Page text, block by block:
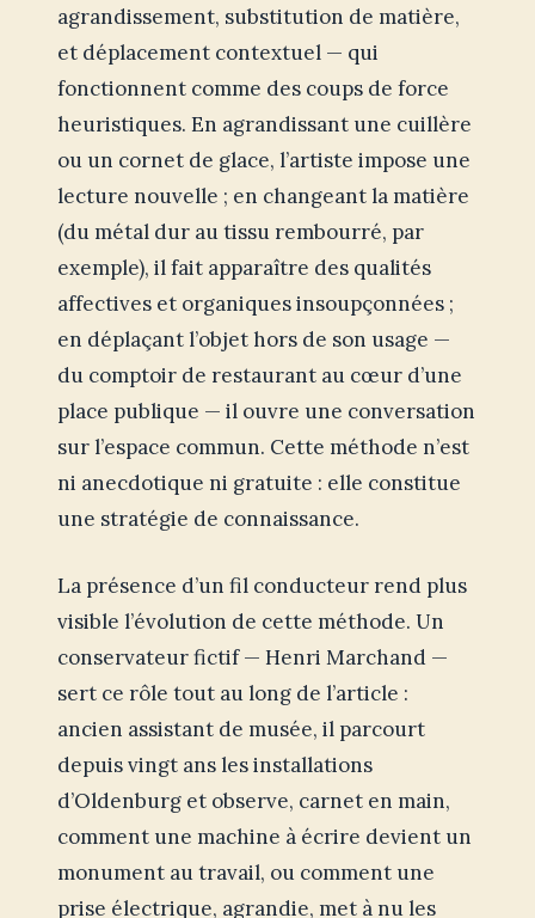
agrandissement, substitution de matière,
et déplacement contextuel — qui
fonctionnent comme des coups de force
heuristiques. En agrandissant une cuillère
ou un cornet de glace, l’artiste impose une
lecture nouvelle ; en changeant la matière
(du métal dur au tissu rembourré, par
exemple), il fait apparaître des qualités
affectives et organiques insoupçonnées ;
en déplaçant l’objet hors de son usage —
du comptoir de restaurant au cœur d’une
place publique — il ouvre une conversation
sur l’espace commun. Cette méthode n’est
ni anecdotique ni gratuite : elle constitue
une stratégie de connaissance.
La présence d’un fil conducteur rend plus
visible l’évolution de cette méthode. Un
conservateur fictif — Henri Marchand —
sert ce rôle tout au long de l’article :
ancien assistant de musée, il parcourt
depuis vingt ans les installations
d’Oldenburg et observe, carnet en main,
comment une machine à écrire devient un
monument au travail, ou comment une
prise électrique, agrandie, met à nu les